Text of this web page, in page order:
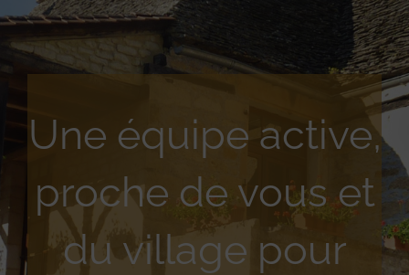
Une équipe active,
proche de vous et
du village pour